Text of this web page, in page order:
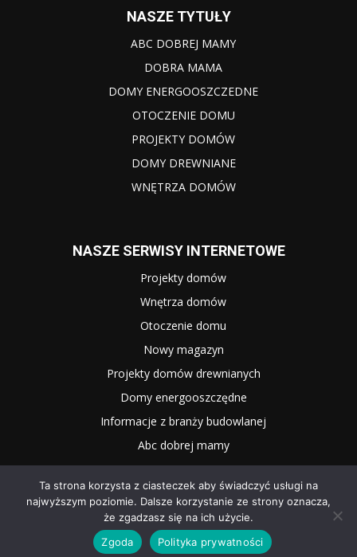
NASZE TYTUŁY
ABC DOBREJ MAMY
DOBRA MAMA
DOMY ENERGOOSZCZEDNE
OTOCZENIE DOMU
PROJEKTY DOMÓW
DOMY DREWNIANE
WNĘTRZA DOMÓW
NASZE SERWISY INTERNETOWE
Projekty domów
Wnętrza domów
Otoczenie domu
Nowy magazyn
Projekty domów drewnianych
Domy energooszczędne
Informacje z branży budowlanej
Abc dobrej mamy
2025 WNĘTRZE I OGRÓD
Ta strona korzysta z ciasteczek aby świadczyć usługi na
najwyższym poziomie. Dalsze korzystanie ze strony oznacza,
że zgadzasz się na ich użycie.
Zgoda
Polityka prywatności